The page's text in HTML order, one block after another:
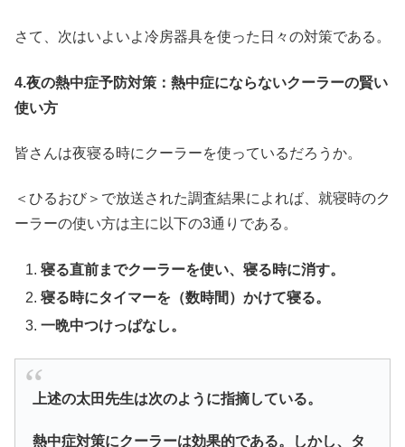
さて、次はいよいよ冷房器具を使った日々の対策である。
4.夜の熱中症予防対策：熱中症にならないクーラーの賢い
使い方
皆さんは夜寝る時にクーラーを使っているだろうか。
＜ひるおび＞で放送された調査結果によれば、就寝時のク
ーラーの使い方は主に以下の3通りである。
寝る直前までクーラーを使い、寝る時に消す。
寝る時にタイマーを（数時間）かけて寝る。
一晩中つけっぱなし。
上述の太田先生は次のように指摘している。
熱中症対策にクーラーは効果的である。しかし、タ